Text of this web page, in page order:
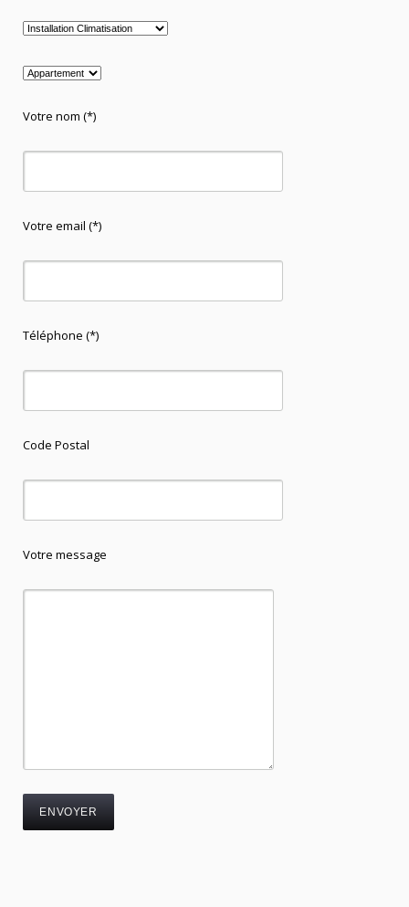
Votre nom (*)
Votre email (*)
Téléphone (*)
Code Postal
Votre message